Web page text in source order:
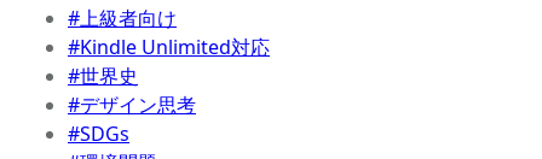
#上級者向け
#Kindle Unlimited対応
#世界史
#デザイン思考
#SDGs